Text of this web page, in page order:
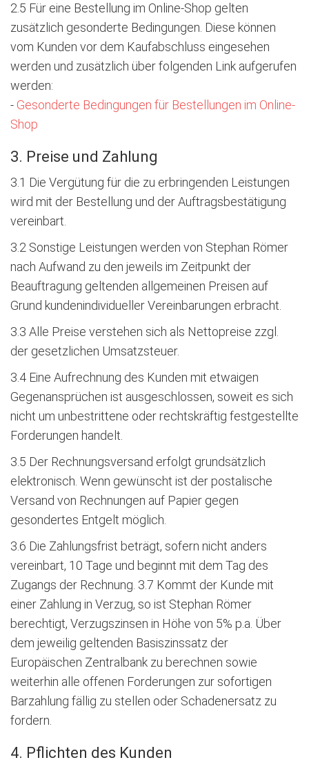
2.5 Für eine Bestellung im Online-Shop gelten
zusätzlich gesonderte Bedingungen. Diese können
vom Kunden vor dem Kaufabschluss eingesehen
werden und zusätzlich über folgenden Link aufgerufen
werden:
- Gesonderte Bedingungen für Bestellungen im Online-
Shop
3. Preise und Zahlung
3.1 Die Vergütung für die zu erbringenden Leistungen
wird mit der Bestellung und der Auftragsbestätigung
vereinbart.
3.2 Sonstige Leistungen werden von Stephan Römer
nach Aufwand zu den jeweils im Zeitpunkt der
Beauftragung geltenden allgemeinen Preisen auf
Grund kundenindividueller Vereinbarungen erbracht.
3.3 Alle Preise verstehen sich als Nettopreise zzgl.
der gesetzlichen Umsatzsteuer.
3.4 Eine Aufrechnung des Kunden mit etwaigen
Gegenansprüchen ist ausgeschlossen, soweit es sich
nicht um unbestrittene oder rechtskräftig festgestellte
Forderungen handelt.
3.5 Der Rechnungsversand erfolgt grundsätzlich
elektronisch. Wenn gewünscht ist der postalische
Versand von Rechnungen auf Papier gegen
gesondertes Entgelt möglich.
3.6 Die Zahlungsfrist beträgt, sofern nicht anders
vereinbart, 10 Tage und beginnt mit dem Tag des
Zugangs der Rechnung. 3.7 Kommt der Kunde mit
einer Zahlung in Verzug, so ist Stephan Römer
berechtigt, Verzugszinsen in Höhe von 5% p.a. Über
dem jeweilig geltenden Basiszinssatz der
Europäischen Zentralbank zu berechnen sowie
weiterhin alle offenen Forderungen zur sofortigen
Barzahlung fällig zu stellen oder Schadenersatz zu
fordern.
4. Pflichten des Kunden